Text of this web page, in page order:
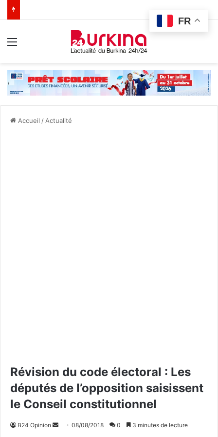
Accueil / Actualité
Révision du code électoral : Les
députés de l’opposition saisissent
le Conseil constitutionnel
B24 Opinion 08/08/2018 0 3 minutes de lecture
FR